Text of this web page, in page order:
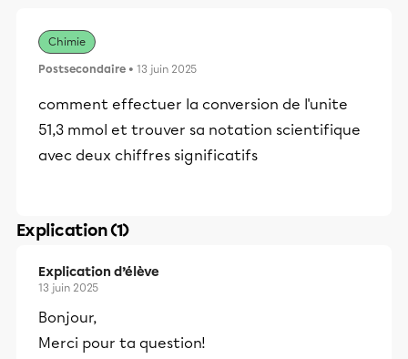
Chimie
Postsecondaire • 13 juin 2025
comment effectuer la conversion de l'unite
51,3 mmol et trouver sa notation scientifique
avec deux chiffres significatifs
Explication (1)
Explication d’élève
13 juin 2025
Bonjour,
Merci pour ta question!